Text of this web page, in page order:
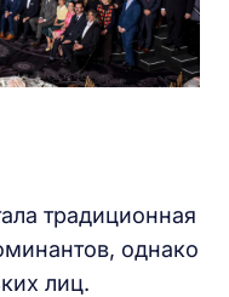
традиционная
однако
лиц.